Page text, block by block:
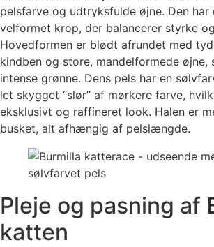
pelsfarve og udtryksfulde øjne. Den har
velformet krop, der balancerer styrke
Hovedformen er blødt afrundet med
kindben og store, mandelformede øjne,
intense grønne. Dens pels har en
let skygget “slør” af mørkere farve,
eksklusivt og raffineret look. Halen er
busket, alt afhængig af pelslængde.
Pleje og pasning af
katten